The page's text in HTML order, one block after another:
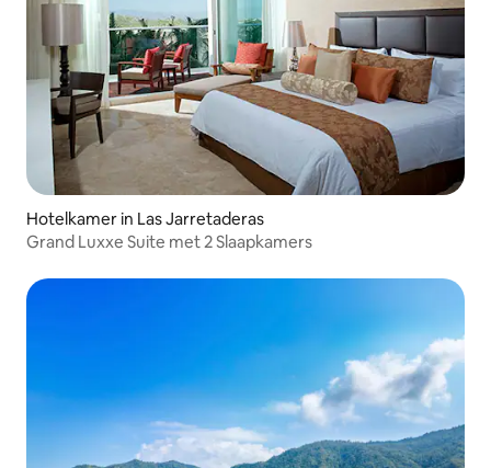
Hotelkamer in Las Jarretaderas
Grand Luxxe Suite met 2 Slaapkamers